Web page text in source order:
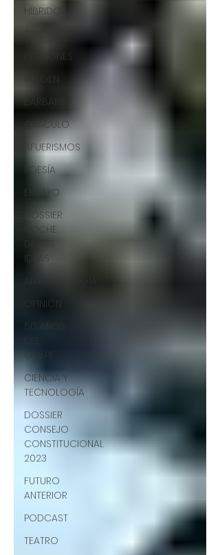
HÍBRIDOS
FICCIONES
IMAGEN
BARBARIE
ORÁCULO
AFUERISMOS
POESÍA
ENSAYO
DOSSIER
NOCHE
DE LAS
IDEAS
OPINIÓN
50 AÑOS
DEL
GOLPE
CIENCIA Y
TECNOLOGÍA
DOSSIER
CONSEJO
CONSTITUCIONAL
2023
FUTURO
ANTERIOR
PODCAST
TEATRO